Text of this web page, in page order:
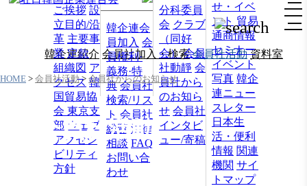
ご挨拶 設
立目的/沿
革 主要事
業 定款
組織図 ア
クセス 韓
国貿易協
会 東京支
部 ウェブ
アクセシ
ビリティ
方針
韓企連会
員加入 会
員権利·
義務·特
典 会員社
検索/リス
ト 会員社
総覧 法律
相談 FAQ
お問い合
わせ
分科委員
会 クラブ
（同好
会） 会員
社動靜 会
員社から
のお知ら
せ 会員社
インタビ
ュー/寄稿
せ・イベ
ント 貿易
通商情報
セミナー
イベント
写真 韓企
連ニュー
スレター
日本生
活・便利
情報 関連
機関 サイ
トマップ
韓企連紹介 会員社加入・検索 会員社活動 資料室
HOME > 会員社活動> 会員社からのお知らせ
会員社活動